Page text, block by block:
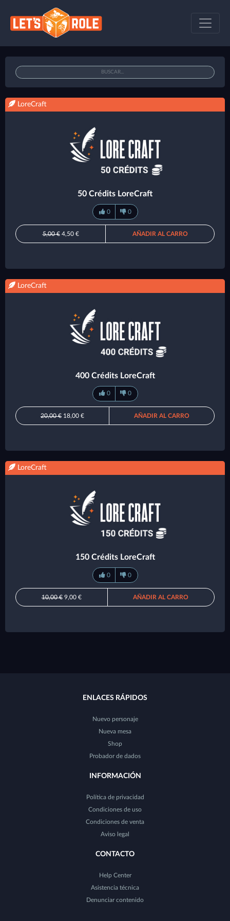
LoreCraft
50 Crédits LoreCraft
0 0
5,00 €4,50 € AÑADIR AL CARRO
LoreCraft
400 Crédits LoreCraft
0 0
20,00 € 18,00 € AÑADIR AL CARRO
LoreCraft
150 Crédits LoreCraft
0 0
10,00 €9,00 € AÑADIR AL CARRO
ENLACES RÁPIDOS
Nuevo personaje
Nueva mesa
Shop
Probador de dados
INFORMACIÓN
Política de privacidad
Condiciones de uso
Condiciones de venta
Aviso legal
CONTACTO
Help Center
Asistencia técnica
Denunciar contenido